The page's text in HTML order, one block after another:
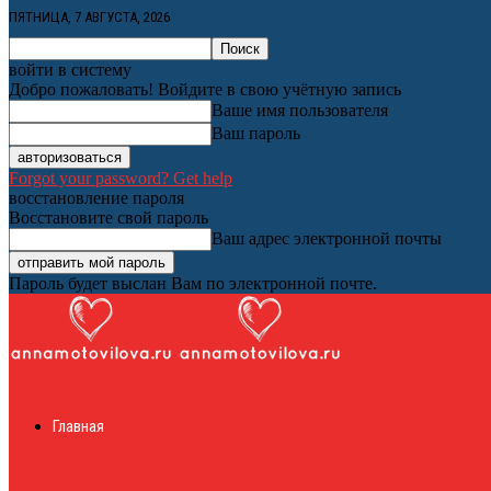
ПЯТНИЦА, 7 АВГУСТА, 2026
войти в систему
Добро пожаловать! Войдите в свою учётную запись
Ваше имя пользователя
Ваш пароль
Forgot your password? Get help
восстановление пароля
Восстановите свой пароль
Ваш адрес электронной почты
Пароль будет выслан Вам по электронной почте.
Главная